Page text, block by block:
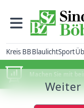
Kreis BBBlaulichtSport
Machen Sie mit